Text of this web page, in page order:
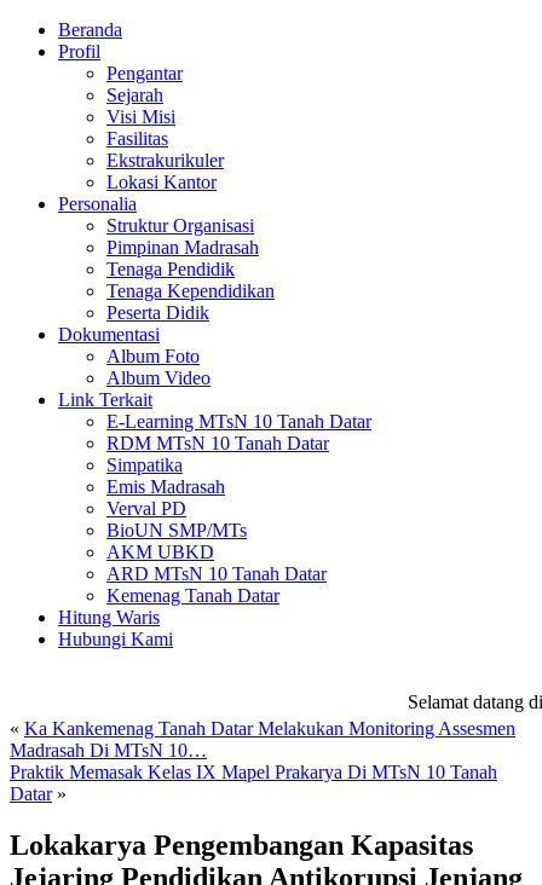
Beranda
Profil
Pengantar
Sejarah
Visi Misi
Fasilitas
Ekstrakurikuler
Lokasi Kantor
Personalia
Struktur Organisasi
Pimpinan Madrasah
Tenaga Pendidik
Tenaga Kependidikan
Peserta Didik
Dokumentasi
Album Foto
Album Video
Link Terkait
E-Learning MTsN 10 Tanah Datar
RDM MTsN 10 Tanah Datar
Simpatika
Emis Madrasah
Verval PD
BioUN SMP/MTs
AKM UBKD
ARD MTsN 10 Tanah Datar
Kemenag Tanah Datar
Hitung Waris
Hubungi Kami
Selamat datang di
« Ka Kankemenag Tanah Datar Melakukan Monitoring Assesmen
Madrasah Di MTsN 10…
Praktik Memasak Kelas IX Mapel Prakarya Di MTsN 10 Tanah
Datar»
Lokakarya Pengembangan Kapasitas
Jejaring Pendidikan Antikorupsi Jenjang